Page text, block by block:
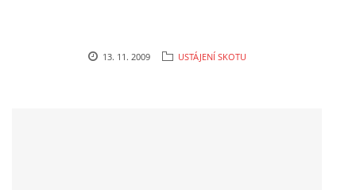
13. 11. 2009 USTÁJENÍ SKOTU